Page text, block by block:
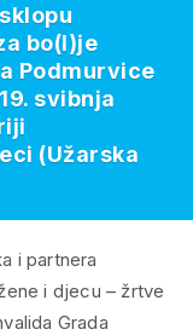
i partnera
i djecu – žrtve
Grada
bo(l)je
Podmurvice
svibnja
(Užarska